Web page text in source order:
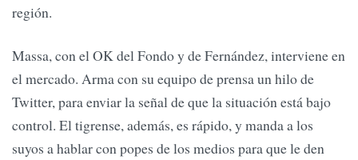
región.
Massa, con el OK del Fondo y de Fernández, interviene en
el mercado. Arma con su equipo de prensa un hilo de
Twitter, para enviar la señal de que la situación está bajo
control. El tigrense, además, es rápido, y manda a los
suyos a hablar con popes de los medios para que le den